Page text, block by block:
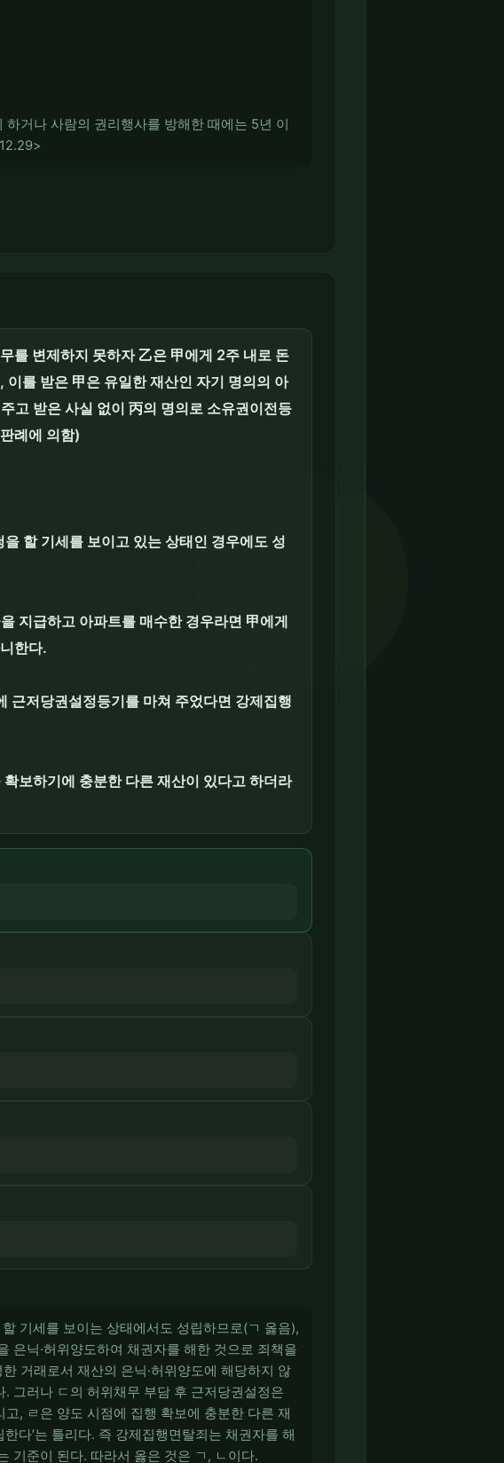
거나 사람의 권리행사를 방해한 때에는 5년 이
를 변제하지 못하자 乙은 甲에게 2주 내로 돈
를 받은 甲은 유일한 재산인 자기 명의의 아
고 받은 사실 없이 丙의 명의로 소유권이전등
례에 의함)
할 기세를 보이고 있는 상태인 경우에도 성
지급하고 아파트를 매수한 경우라면 甲에게
한다.
근저당권설정등기를 마쳐 주었다면 강제집행
보하기에 충분한 다른 재산이 있다고 하더라
기세를 보이는 상태에서도 성립하므로(ㄱ 옳음),
은닉·허위양도하여 채권자를 해한 것으로 죄책을
거래로서 재산의 은닉·허위양도에 해당하지 않
그러나 ㄷ의 허위채무 부담 후 근저당권설정은
고, ㄹ은 양도 시점에 집행 확보에 충분한 다른 재
다’는 틀리다. 즉 강제집행면탈죄는 채권자를 해
기준이 된다. 따라서 옳은 것은 ㄱ, ㄴ이다.